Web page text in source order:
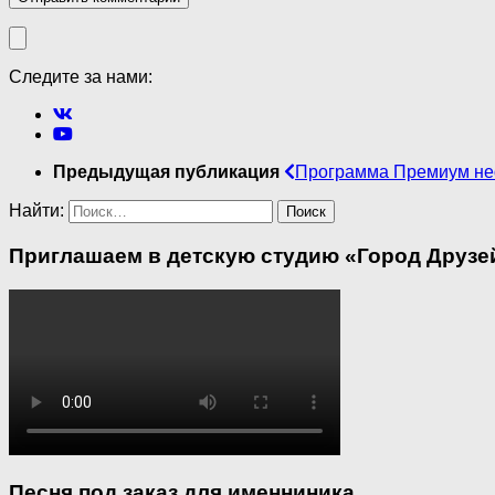
Следите за нами:
Предыдущая публикация Программа Премиум
Найти:
Приглашаем в детскую студию «Город